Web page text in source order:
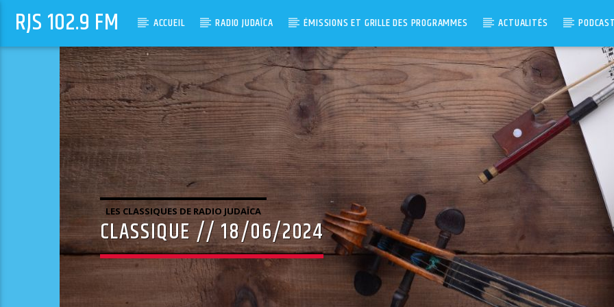
RJS 102.9 FM ACCUEIL RADIO JUDAÏCA ÉMISSIONS ET GRILLE DES PROGRAMMES ACTUALITÉS
LES CLASSIQUES DE RADIO JUDAÏCA
CLASSIQUE // 18/06/2024